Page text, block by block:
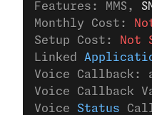
Features: MMS,
Monthly Cost:
Setup Cost:
Not
Linked
Voice Callback:
Voice Callback
Voice Status